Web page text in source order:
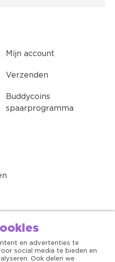
Mijn account
Verzenden
Buddycoins
spaarprogramma
en advertenties te
social media te bieden en
Ook delen we